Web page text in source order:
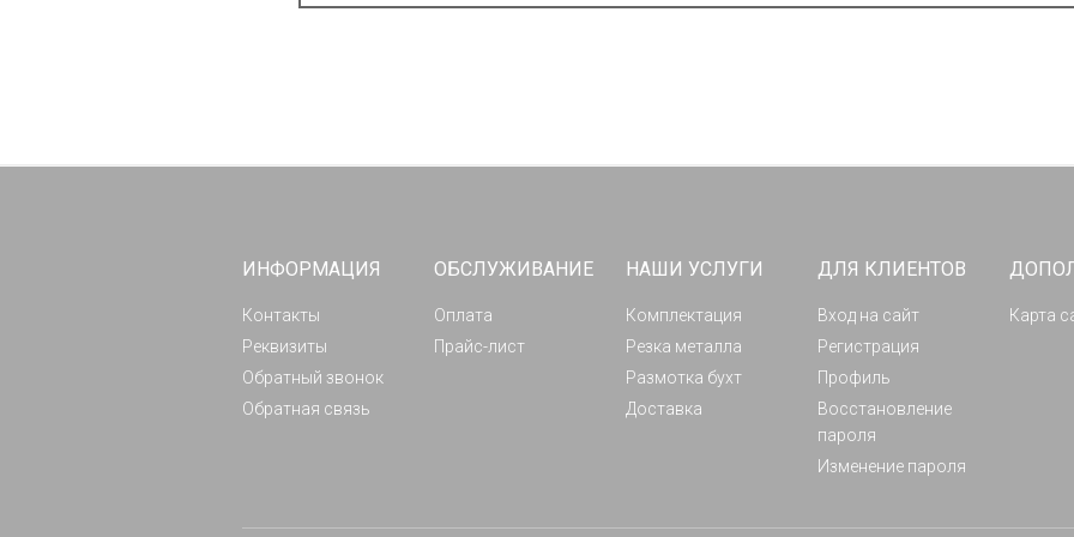
ИНФОРМАЦИЯ
Контакты
Реквизиты
Обратный звонок
Обратная связь
ОБСЛУЖИВАНИЕ
Оплата
Прайс-лист
НАШИ УСЛУГИ
Комплектация
Резка металла
Размотка бухт
Доставка
ДЛЯ КЛИЕНТОВ
Вход на сайт
Регистрация
Профиль
Восстановление
пароля
Изменение пароля
Карта